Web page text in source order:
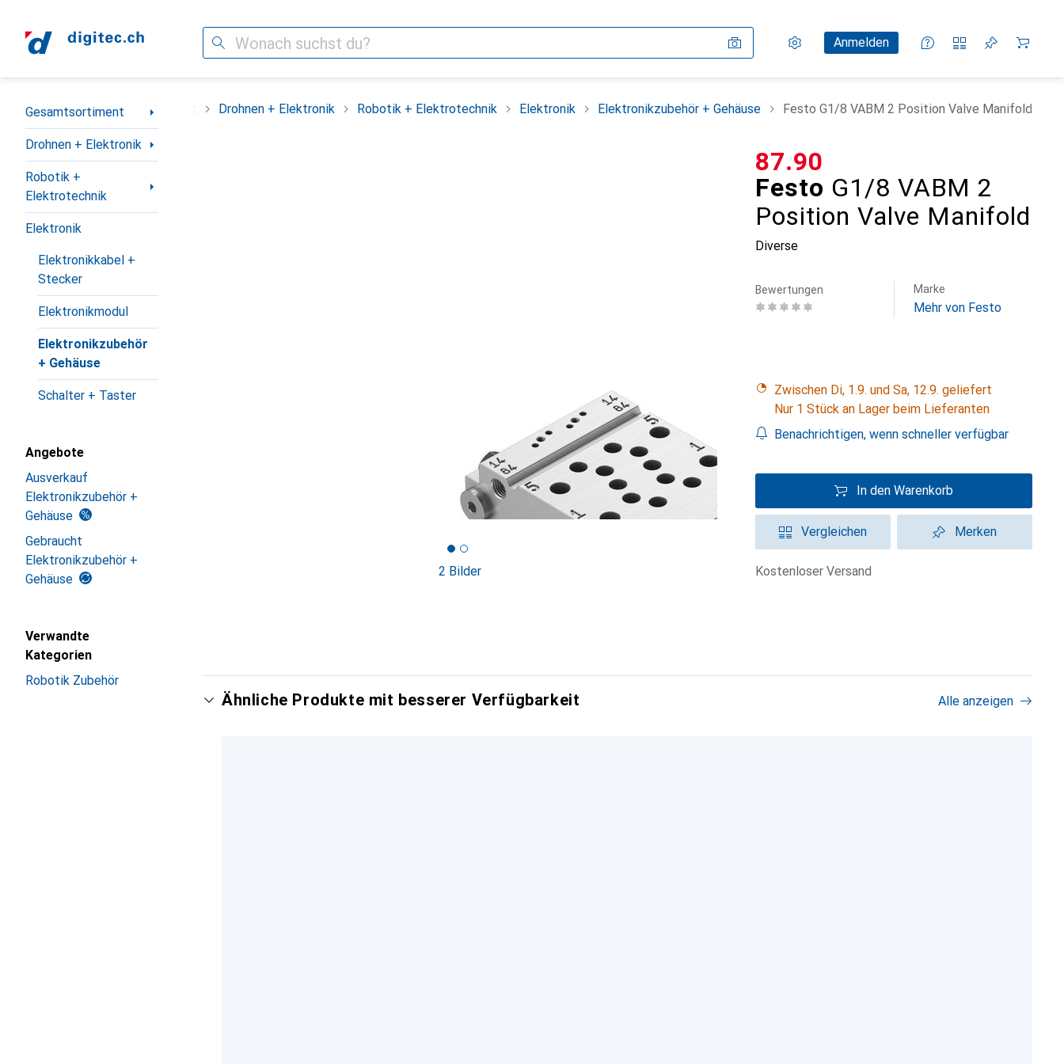
Suche Einstellungen
KundenkontoAnmelden
Vergleichslisten
Merklisten
Warenkorb
Navigation nach Kategorien
Gesamtsortiment
Drohnen + Elektronik
Robotik +
Elektrotechnik
Elektronik
Elektronikkabel +
Stecker
Elektronikmodul
Elektronikzubehör
+ Gehäuse
Schalter + Taster
Angebote
Ausverkauf
Elektronikzubehör +
Gehäuse
Gebraucht
Elektronikzubehör +
Gehäuse
Verwandte
Kategorien
Robotik Zubehör
Gesamtsortiment Drohnen + Elektronik Robotik + Elektrotechnik Elektronik Elektronikzubehör + Gehäuse Festo G1/8 VABM 2 Position Valve Manifold
2 Bilder
Festo G1/8 VABM 2
Position Valve Manifold
Diverse
CHF
87.90
Bewertungen Marke
Mehr von Festo
Zwischen Di, 1.9. und Sa, 12.9. geliefert
Nur 1 Stück an Lager beim Lieferanten
Benachrichtigen, wenn schneller verfügbar
In den Warenkorb
Vergleichen Merken
kostenloser Versand
Ähnliche Produkte mit besserer Verfügbarkeit Alle anzeigen